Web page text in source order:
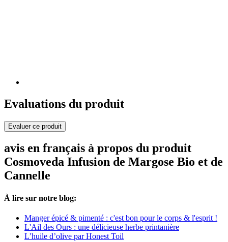
Evaluations du produit
Evaluer ce produit
avis en français à propos du produit
Cosmoveda Infusion de Margose Bio et de
Cannelle
À lire sur notre blog:
Manger épicé & pimenté : c'est bon pour le corps & l'esprit !
L'Ail des Ours : une délicieuse herbe printanière
L’huile d’olive par Honest Toil